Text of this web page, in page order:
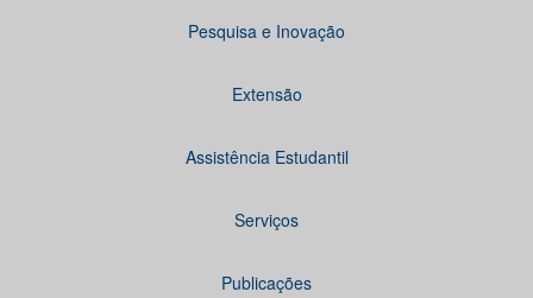
Pesquisa e Inovação
Extensão
Assistência Estudantil
Serviços
Publicações